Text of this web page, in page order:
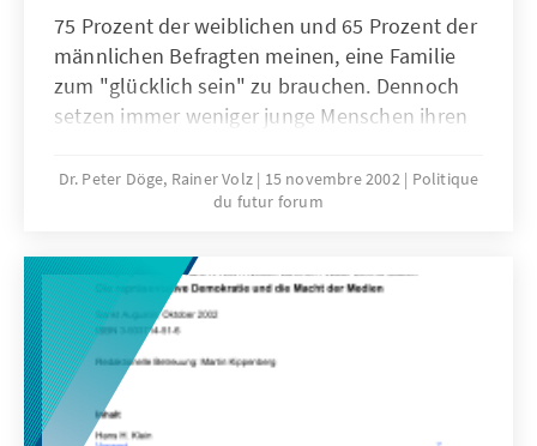
75 Prozent der weiblichen und 65 Prozent der
männlichen Befragten meinen, eine Familie
zum "glücklich sein" zu brauchen. Dennoch
setzen immer weniger junge Menschen ihren
Ursachen?
Dr. Peter Döge, Rainer Volz 15 novembre 2002
Politique
du futur forum